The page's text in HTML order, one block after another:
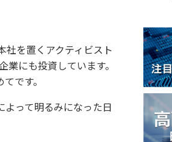
社を置くアクティビスト
にも投資しています。
です。
よって明るみになった日